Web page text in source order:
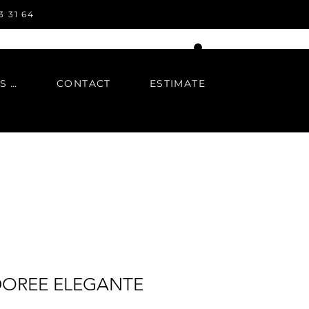
31 64
IN REGARDS TO CONTACT ESTIMATE
ELEGANTE